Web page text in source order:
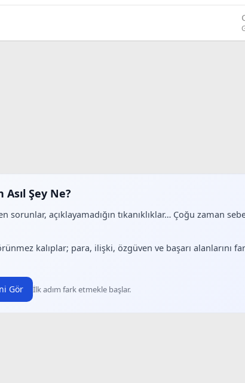
Şey Ne?
sorunlar, açıklayamadığın tıkanıklıklar… Çoğu zaman
kalıplar; para, ilişki, özgüven ve başarı alanlarını
Gör İlk adım fark etmekle başlar.